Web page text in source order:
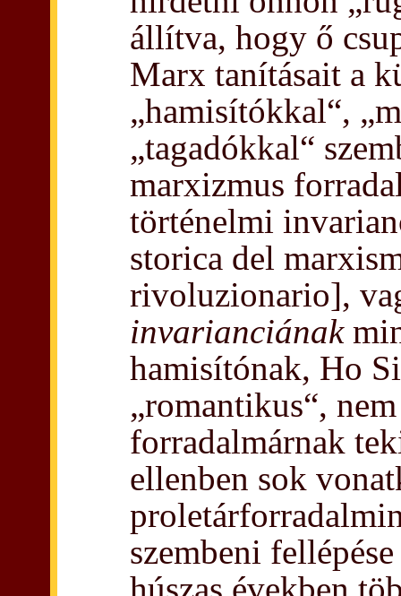
állítva, hogy ő
Marx tanításait a
„hamisítókkal“,
„tagadókkal“
marxizmus
történelmi
storica del
rivoluzionario],
invarianciának
hamisítónak, Ho
„romantikus“,
forradalmárnak
ellenben sok
szembeni
húszas években